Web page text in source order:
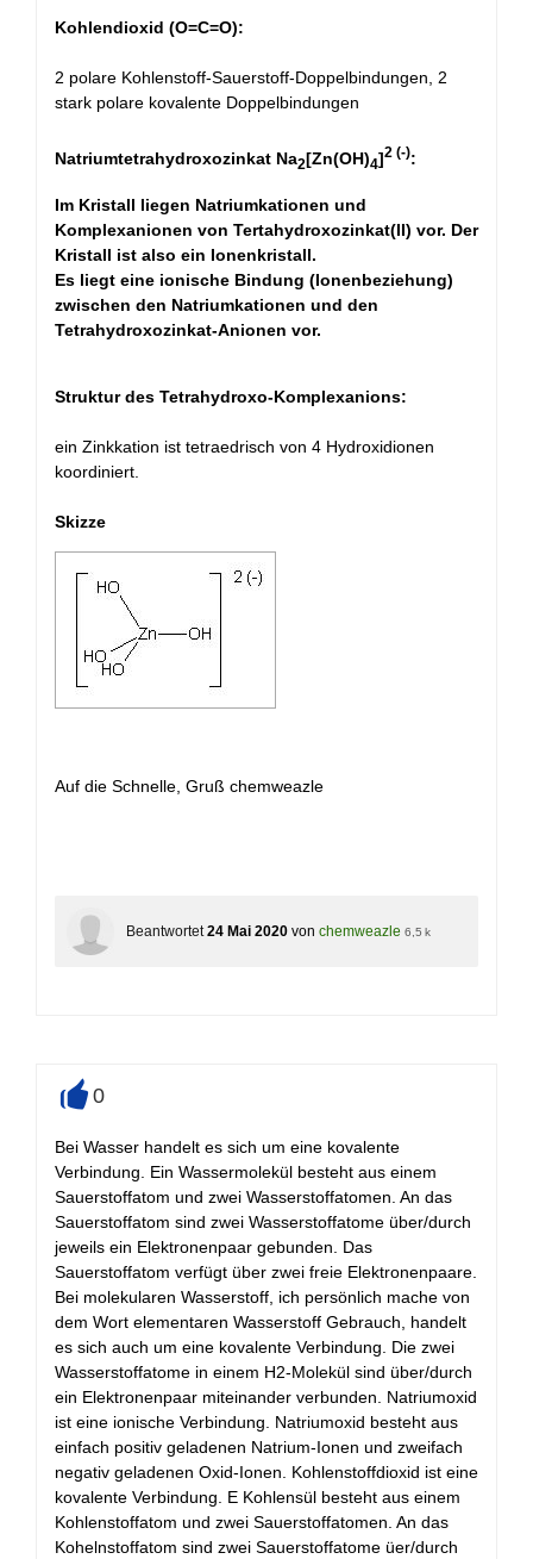
Kohlendioxid (O=C=O):
2 polare Kohlenstoff-Sauerstoff-Doppelbindungen, 2
stark polare kovalente Doppelbindungen
Natriumtetrahydroxozinkat Na2[Zn(OH)4]2 (-):
Im Kristall liegen Natriumkationen und
Komplexanionen von Tertahydroxozinkat(II) vor. Der
Kristall ist also ein Ionenkristall.
Es liegt eine ionische Bindung (Ionenbeziehung)
zwischen den Natriumkationen und den
Tetrahydroxozinkat-Anionen vor.
Struktur des Tetrahydroxo-Komplexanions:
ein Zinkkation ist tetraedrisch von 4 Hydroxidionen
koordiniert.
Skizze
Auf die Schnelle, Gruß chemweazle
Beantwortet 24 Mai 2020 von chemweazle 6,5 k
0
Bei Wasser handelt es sich um eine kovalente
Verbindung. Ein Wassermolekül besteht aus einem
Sauerstoffatom und zwei Wasserstoffatomen. An das
Sauerstoffatom sind zwei Wasserstoffatome über/durch
jeweils ein Elektronenpaar gebunden. Das
Sauerstoffatom verfügt über zwei freie Elektronenpaare.
Bei molekularen Wasserstoff, ich persönlich mache von
dem Wort elementaren Wasserstoff Gebrauch, handelt
es sich auch um eine kovalente Verbindung. Die zwei
Wasserstoffatome in einem H2-Molekül sind über/durch
ein Elektronenpaar miteinander verbunden. Natriumoxid
ist eine ionische Verbindung. Natriumoxid besteht aus
einfach positiv geladenen Natrium-Ionen und zweifach
negativ geladenen Oxid-Ionen. Kohlenstoffdioxid ist eine
kovalente Verbindung. E Kohlensül besteht aus einem
Kohlenstoffatom und zwei Sauerstoffatomen. An das
Kohelnstoffatom sind zwei Sauerstoffatome üer/durch